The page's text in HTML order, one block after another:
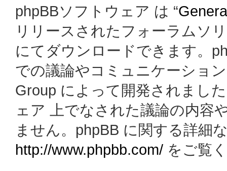
phpBBソフトウェア は “
リリースされたフォーラムソ
にてダウンロードできます。
での議論やコミュニケーショ
Group によって開発されまし
ェア 上でなされた議論の内容
ません。phpBB に関する詳細
http://www.phpbb.com/ をご覧